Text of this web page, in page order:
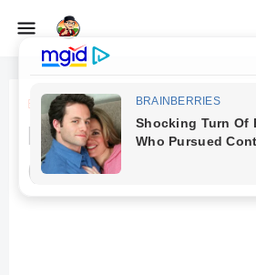
Beranda
Matsuri Jak-Japan
(Indonesia-Jepang)